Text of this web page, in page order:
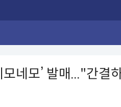
네모’ 발매..."간결